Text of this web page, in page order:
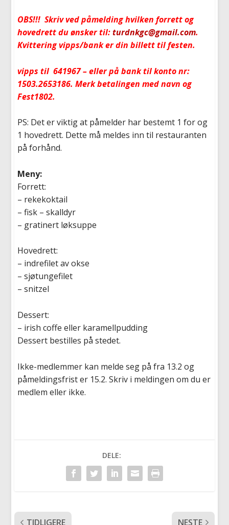
OBS!!! Skriv ved påmelding hvilken forrett og
hovedrett du ønsker til:turdnkgc@gmail.com.
Kvittering vipps/bank er din billett til festen.
vippstil 641967 – eller på bank til konto nr:
1503.2653186. Merk betalingen med navn og
Fest1802.
PS: Det er viktig at påmelder har bestemt 1 for og
1 hovedrett. Dette må meldes inn til restauranten
på forhånd.
Meny:
Forrett:
– rekekoktail
– fisk – skalldyr
– gratinert løksuppe
Hovedrett:
– indrefilet av okse
– sjøtungefilet
– snitzel
Dessert:
– irish coffe eller karamellpudding
Dessert bestilles på stedet.
Ikke-medlemmer kan melde seg på fra 13.2 og
påmeldingsfrist er 15.2. Skriv i meldingen om du er
medlem eller ikke.
DELE:
TIDLIGERE NESTE